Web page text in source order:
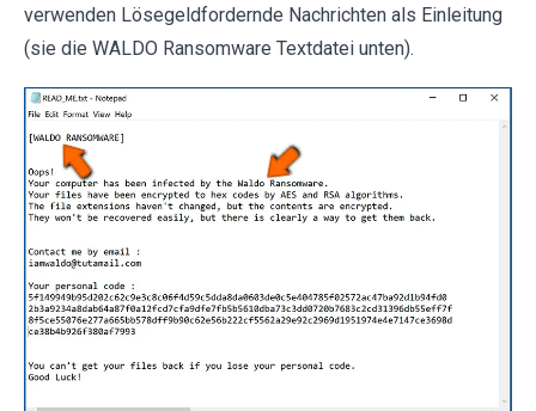
verwenden Lösegeldfordernde Nachrichten als Einleitung
(sie die WALDO Ransomware Textdatei unten).